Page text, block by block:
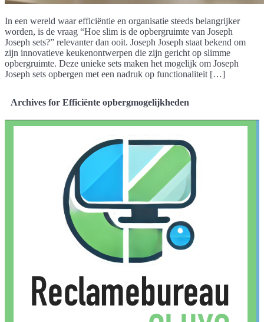
In een wereld waar efficiëntie en organisatie steeds belangrijker
worden, is de vraag “Hoe slim is de opbergruimte van Joseph
Joseph sets?” relevanter dan ooit. Joseph Joseph staat bekend om
zijn innovatieve keukenontwerpen die zijn gericht op slimme
opbergruimte. Deze unieke sets maken het mogelijk om Joseph
Joseph sets opbergen met een nadruk op functionaliteit […]
Archives for Efficiënte opbergmogelijkheden